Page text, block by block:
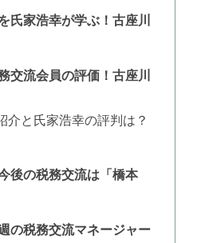
氏家浩幸が学ぶ！古座川
交流会員の評価！古座川
介と氏家浩幸の評判は？
後の税務交流は「橋本
の税務交流マネージャー